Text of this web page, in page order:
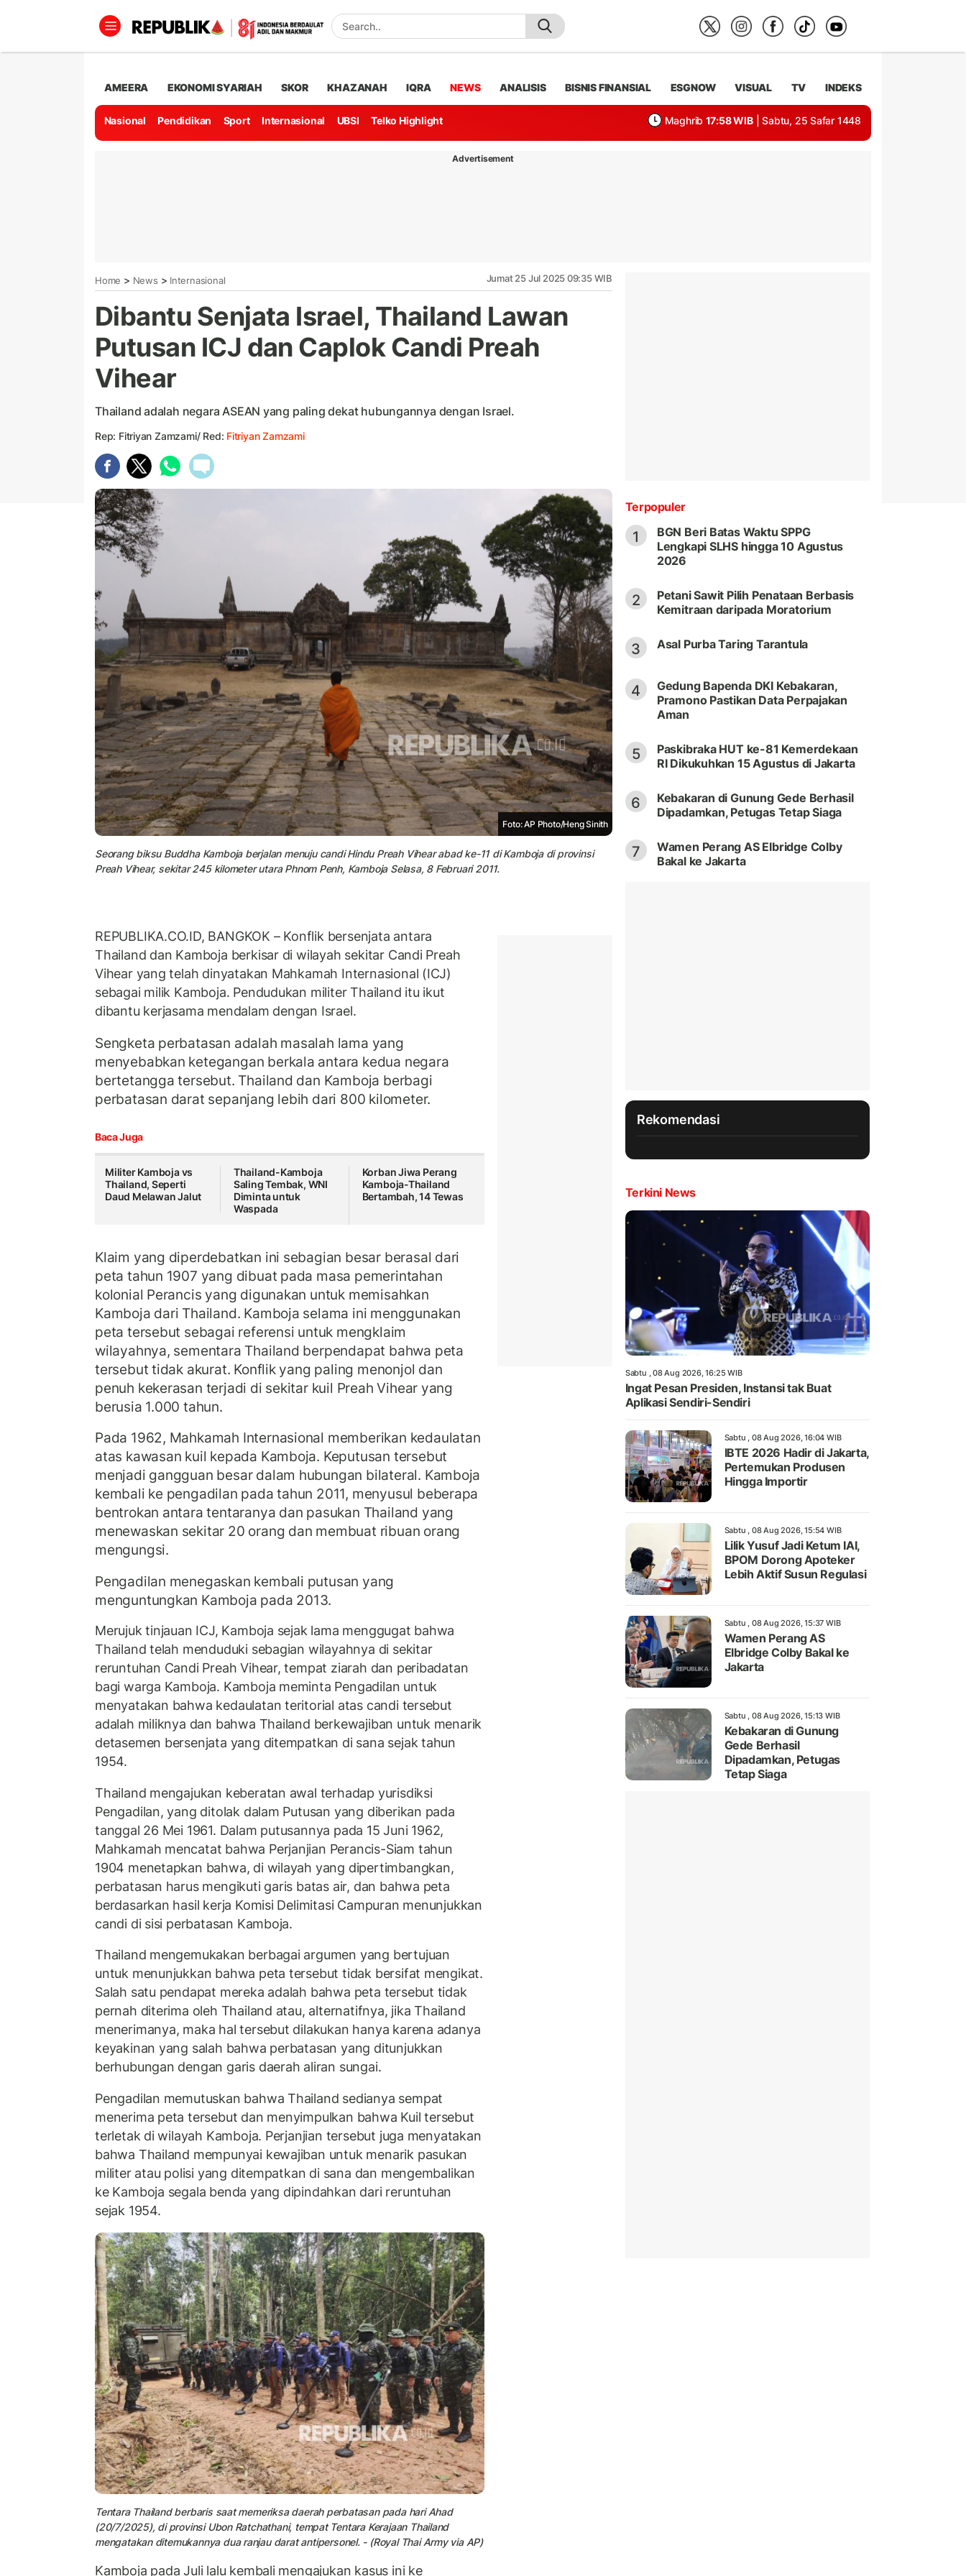
AMEERA EKONOMI SYARIAH SKOR KHAZANAH IQRA NEWS ANALISIS BISNIS FINANSIAL ESGNOW VISUAL TV INDEKS
Nasional Pendidikan Sport Internasional UBSI Telko Highlight Maghrib 17:58 WIB | Sabtu, 25 Safar 1448
Advertisement
Home > News > Internasional Jumat 25 Jul 2025 09:35 WIB
Dibantu Senjata Israel, Thailand Lawan
Putusan ICJ dan Caplok Candi Preah
Vihear
Thailand adalah negara ASEAN yang paling dekat hubungannya dengan Israel.
Rep: Fitriyan Zamzami/ Red: Fitriyan Zamzami
Foto: AP Photo/Heng Sinith
Seorang biksu Buddha Kamboja berjalan menuju candi Hindu Preah Vihear abad ke-11 di Kamboja di provinsi
Preah Vihear, sekitar 245 kilometer utara Phnom Penh, Kamboja Selasa, 8 Februari 2011.
REPUBLIKA.CO.ID, BANGKOK – Konflik bersenjata antara
Thailand dan Kamboja berkisar di wilayah sekitar Candi Preah
Vihear yang telah dinyatakan Mahkamah Internasional (ICJ)
sebagai milik Kamboja. Pendudukan militer Thailand itu ikut
dibantu kerjasama mendalam dengan Israel.
Sengketa perbatasan adalah masalah lama yang
menyebabkan ketegangan berkala antara kedua negara
bertetangga tersebut. Thailand dan Kamboja berbagi
perbatasan darat sepanjang lebih dari 800 kilometer.
Baca Juga
Militer Kamboja vs
Thailand, Seperti
Daud Melawan Jalut
Thailand-Kamboja
Saling Tembak, WNI
Diminta untuk
Waspada
Korban Jiwa Perang
Kamboja-Thailand
Bertambah, 14 Tewas
Klaim yang diperdebatkan ini sebagian besar berasal dari
peta tahun 1907 yang dibuat pada masa pemerintahan
kolonial Perancis yang digunakan untuk memisahkan
Kamboja dari Thailand. Kamboja selama ini menggunakan
peta tersebut sebagai referensi untuk mengklaim
wilayahnya, sementara Thailand berpendapat bahwa peta
tersebut tidak akurat. Konflik yang paling menonjol dan
penuh kekerasan terjadi di sekitar kuil Preah Vihear yang
berusia 1.000 tahun.
Pada 1962, Mahkamah Internasional memberikan kedaulatan
atas kawasan kuil kepada Kamboja. Keputusan tersebut
menjadi gangguan besar dalam hubungan bilateral. Kamboja
kembali ke pengadilan pada tahun 2011, menyusul beberapa
bentrokan antara tentaranya dan pasukan Thailand yang
menewaskan sekitar 20 orang dan membuat ribuan orang
mengungsi.
Pengadilan menegaskan kembali putusan yang
menguntungkan Kamboja pada 2013.
Merujuk tinjauan ICJ, Kamboja sejak lama menggugat bahwa
Thailand telah menduduki sebagian wilayahnya di sekitar
reruntuhan Candi Preah Vihear, tempat ziarah dan peribadatan
bagi warga Kamboja. Kamboja meminta Pengadilan untuk
menyatakan bahwa kedaulatan teritorial atas candi tersebut
adalah miliknya dan bahwa Thailand berkewajiban untuk menarik
detasemen bersenjata yang ditempatkan di sana sejak tahun
1954.
Thailand mengajukan keberatan awal terhadap yurisdiksi
Pengadilan, yang ditolak dalam Putusan yang diberikan pada
tanggal 26 Mei 1961. Dalam putusannya pada 15 Juni 1962,
Mahkamah mencatat bahwa Perjanjian Perancis-Siam tahun
1904 menetapkan bahwa, di wilayah yang dipertimbangkan,
perbatasan harus mengikuti garis batas air, dan bahwa peta
berdasarkan hasil kerja Komisi Delimitasi Campuran menunjukkan
candi di sisi perbatasan Kamboja.
Thailand mengemukakan berbagai argumen yang bertujuan
untuk menunjukkan bahwa peta tersebut tidak bersifat mengikat.
Salah satu pendapat mereka adalah bahwa peta tersebut tidak
pernah diterima oleh Thailand atau, alternatifnya, jika Thailand
menerimanya, maka hal tersebut dilakukan hanya karena adanya
keyakinan yang salah bahwa perbatasan yang ditunjukkan
berhubungan dengan garis daerah aliran sungai.
Pengadilan memutuskan bahwa Thailand sedianya sempat
menerima peta tersebut dan menyimpulkan bahwa Kuil tersebut
terletak di wilayah Kamboja. Perjanjian tersebut juga menyatakan
bahwa Thailand mempunyai kewajiban untuk menarik pasukan
militer atau polisi yang ditempatkan di sana dan mengembalikan
ke Kamboja segala benda yang dipindahkan dari reruntuhan
sejak 1954.
Tentara Thailand berbaris saat memeriksa daerah perbatasan pada hari Ahad
(20/7/2025), di provinsi Ubon Ratchathani, tempat Tentara Kerajaan Thailand
mengatakan ditemukannya dua ranjau darat antipersonel. - (Royal Thai Army via AP)
Kamboja pada Juli lalu kembali mengajukan kasus ini ke
Terpopuler
1
BGN Beri Batas Waktu SPPG
Lengkapi SLHS hingga 10 Agustus
2026
2
Petani Sawit Pilih Penataan Berbasis
Kemitraan daripada Moratorium
3 Asal Purba Taring Tarantula
4
Gedung Bapenda DKI Kebakaran,
Pramono Pastikan Data Perpajakan
Aman
5
Paskibraka HUT ke-81 Kemerdekaan
RI Dikukuhkan 15 Agustus di Jakarta
6
Kebakaran di Gunung Gede Berhasil
Dipadamkan, Petugas Tetap Siaga
7
Wamen Perang AS Elbridge Colby
Bakal ke Jakarta
Rekomendasi
Terkini News
Sabtu , 08 Aug 2026, 16:25 WIB
Ingat Pesan Presiden, Instansi tak Buat
Aplikasi Sendiri-Sendiri
Sabtu , 08 Aug 2026, 16:04 WIB
IBTE 2026 Hadir di Jakarta,
Pertemukan Produsen
Hingga Importir
Sabtu , 08 Aug 2026, 15:54 WIB
Lilik Yusuf Jadi Ketum IAI,
BPOM Dorong Apoteker
Lebih Aktif Susun Regulasi
Sabtu , 08 Aug 2026, 15:37 WIB
Wamen Perang AS
Elbridge Colby Bakal ke
Jakarta
Sabtu , 08 Aug 2026, 15:13 WIB
Kebakaran di Gunung
Gede Berhasil
Dipadamkan, Petugas
Tetap Siaga